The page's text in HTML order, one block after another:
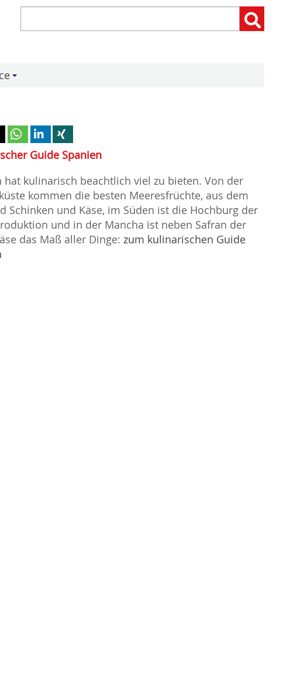
Suchen:
Guide Spanien
hat kulinarisch beachtlich viel zu bieten. Von der
kommen die besten Meeresfrüchte, aus dem
Schinken und Käse, im Süden ist die Hochburg der
und in der Mancha ist neben Safran der
das Maß aller Dinge: zum kulinarischen Guide